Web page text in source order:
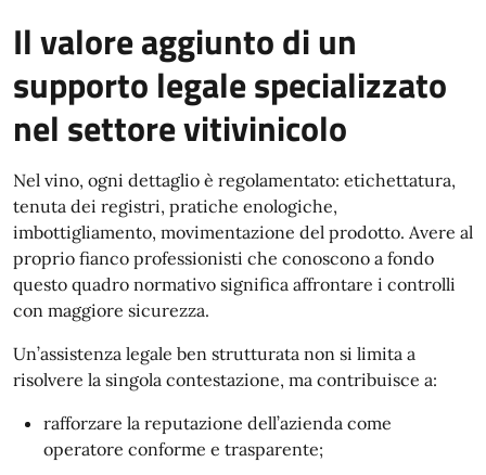
Il valore aggiunto di un
supporto legale specializzato
nel settore vitivinicolo
Nel vino, ogni dettaglio è regolamentato: etichettatura,
tenuta dei registri, pratiche enologiche,
imbottigliamento, movimentazione del prodotto. Avere al
proprio fianco professionisti che conoscono a fondo
questo quadro normativo significa affrontare i controlli
con maggiore sicurezza.
Un’assistenza legale ben strutturata non si limita a
risolvere la singola contestazione, ma contribuisce a:
rafforzare la reputazione dell’azienda come
operatore conforme e trasparente;